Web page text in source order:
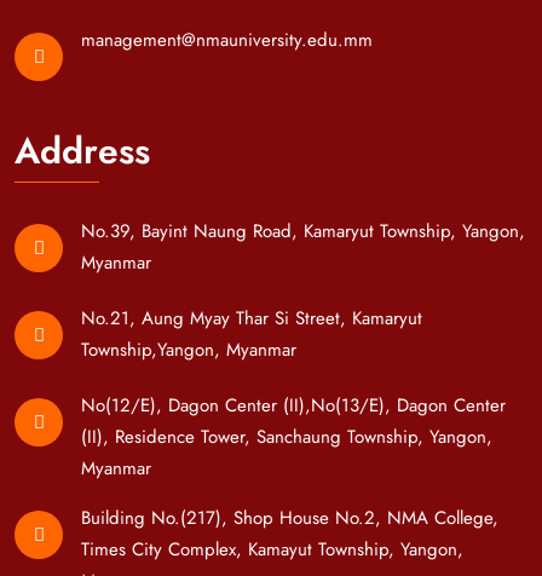
management@nmauniversity.edu.mm
Address
No.39, Bayint Naung Road, Kamaryut Township, Yangon,
Myanmar
No.21, Aung Myay Thar Si Street, Kamaryut
Township,Yangon, Myanmar
No(12/E), Dagon Center (II),No(13/E), Dagon Center
(II), Residence Tower, Sanchaung Township, Yangon,
Myanmar
Building No.(217), Shop House No.2, NMA College,
Times City Complex, Kamayut Township, Yangon,